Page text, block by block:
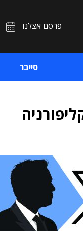
פרסם אצלנו
סייבר